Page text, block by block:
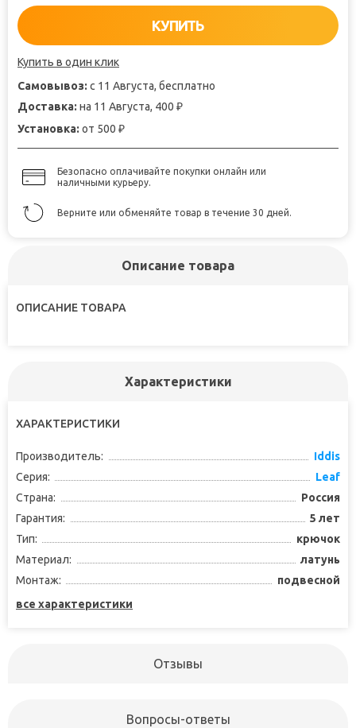
КУПИТЬ
Купить в один клик
Самовывоз: с 11 Августа, бесплатно
Доставка: на 11 Августа, 400 ₽
Установка: от 500 ₽
Безопасно оплачивайте покупки онлайн или
наличными курьеру.
Верните или обменяйте товар в течение 30 дней.
Описание товара
ОПИСАНИЕ ТОВАРА
Характеристики
ХАРАКТЕРИСТИКИ
Производитель:
Iddis
Серия:
Leaf
Страна:
Россия
Гарантия:
5 лет
Тип:
крючок
Материал:
латунь
Монтаж:
подвесной
все характеристики
Отзывы
Вопросы-ответы